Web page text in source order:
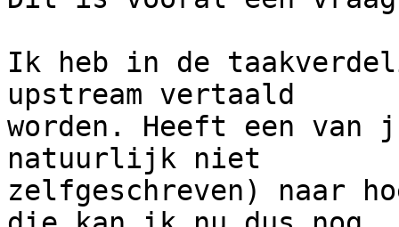
Ik heb in de
upstream vertaald
worden. Heeft een
natuurlijk niet
zelfgeschreven) naar